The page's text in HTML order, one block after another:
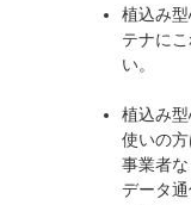
植込み
テナに
い。
植込み
使いの
事業者
データ